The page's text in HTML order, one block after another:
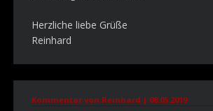
Herzliche liebe Grüße
Reinhard
Kommentar von Reinhard | 08.05.2019